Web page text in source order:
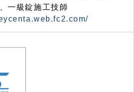
一級錠施工技師